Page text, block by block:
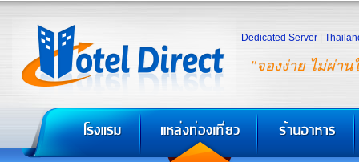
"จองง่าย ไม่ผ่าน
Dedicated Server